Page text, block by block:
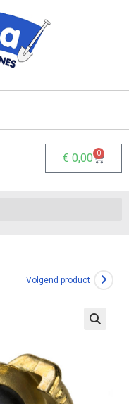
€ 0,00 0
Volgend product